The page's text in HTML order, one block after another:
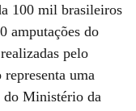
100 mil brasileiros
amputações do
pelo
uma
do Ministério da